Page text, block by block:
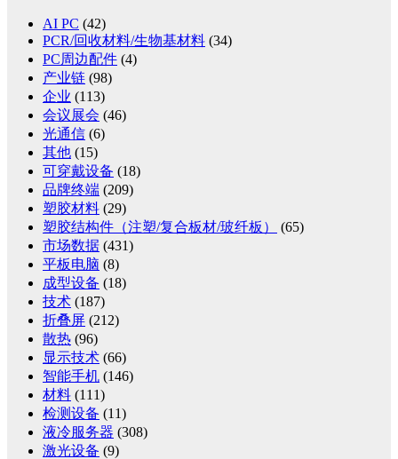
AI PC (42)
PCR/回收材料/生物基材料 (34)
PC周边配件 (4)
产业链 (98)
企业 (113)
会议展会 (46)
光通信 (6)
其他 (15)
可穿戴设备 (18)
品牌终端 (209)
塑胶材料 (29)
塑胶结构件（注塑/复合板材/玻纤板）
(65)
市场数据 (431)
平板电脑 (8)
成型设备 (18)
技术 (187)
折叠屏 (212)
散热 (96)
显示技术 (66)
智能手机 (146)
材料 (111)
检测设备 (11)
液冷服务器 (308)
激光设备 (9)